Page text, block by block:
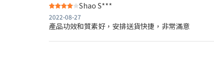
Shao S***
2022-08-27
產品功效和質素好，安排送貨快捷，非常滿意